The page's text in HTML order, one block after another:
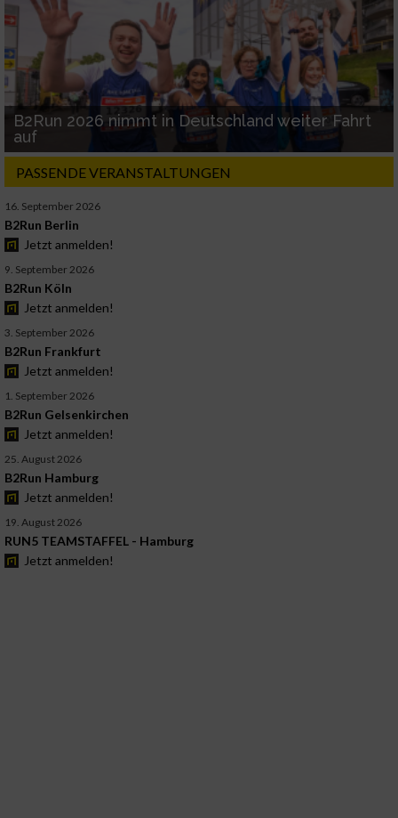
B2Run 2026 nimmt in Deutschland weiter Fahrt
auf
PASSENDE VERANSTALTUNGEN
16. September 2026
B2Run Berlin
Jetzt anmelden!
9. September 2026
B2Run Köln
Jetzt anmelden!
3. September 2026
B2Run Frankfurt
Jetzt anmelden!
1. September 2026
B2Run Gelsenkirchen
Jetzt anmelden!
25. August 2026
B2Run Hamburg
Jetzt anmelden!
19. August 2026
RUN5 TEAMSTAFFEL - Hamburg
Jetzt anmelden!